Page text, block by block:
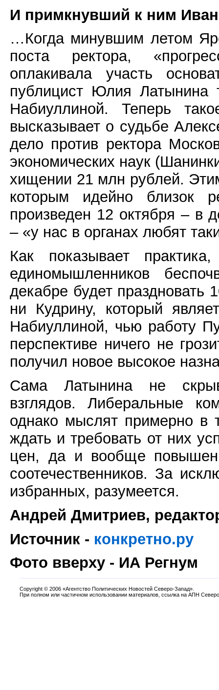
И примкнувший к ним
…Когда минувшим летом
поста ректора,
оплакивала участь
публицист Юлия Латынина
Набиуллиной. Теперь
высказывает о судьбе
дело против ректора
экономических наук
хищении 21 млн рублей.
которым идейно близок
произведен 12 октября – в
– «у нас в органах любят
Как показывает
единомышленников
декабре будет праздновать
ни Кудрину, который
Набиуллиной, чью работу
перспективе ничего не
получил новое высокое
Сама Латынина не
взглядов. Либеральные
однако мыслят примерно в
ждать и требовать от них
цен, да и вообще
соотечественников. За
избранных, разумеется.
Андрей Дмитриев,
Источник - конкретно.ру
Фото вверху - ИА Регнум
Copyright © 2006 «Агентство Политических Новостей Северо-Запад».
При полном или частичном использовании материалов, ссылка на АПН